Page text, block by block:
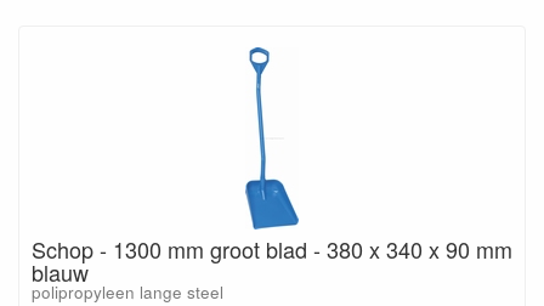
Schop - 1300 mm groot blad - 380 x 340 x 90 mm
blauw
polipropyleen lange steel